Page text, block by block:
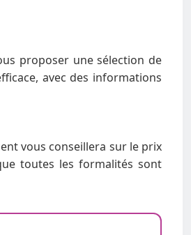
proposer une sélection de
avec des informations
vous conseillera sur le prix
toutes les formalités sont